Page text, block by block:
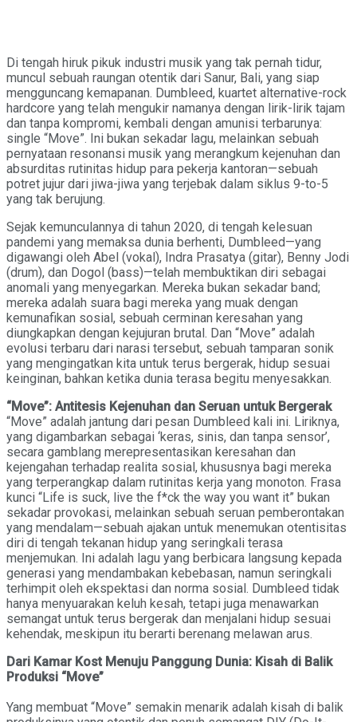
Di tengah hiruk pikuk industri musik yang tak pernah tidur,
muncul sebuah raungan otentik dari Sanur, Bali, yang siap
mengguncang kemapanan. Dumbleed, kuartet alternative-rock
hardcore yang telah mengukir namanya dengan lirik-lirik tajam
dan tanpa kompromi, kembali dengan amunisi terbarunya:
single “Move”. Ini bukan sekadar lagu, melainkan sebuah
pernyataan resonansi musik yang merangkum kejenuhan dan
absurditas rutinitas hidup para pekerja kantoran—sebuah
potret jujur dari jiwa-jiwa yang terjebak dalam siklus 9-to-5
yang tak berujung.
Sejak kemunculannya di tahun 2020, di tengah kelesuan
pandemi yang memaksa dunia berhenti, Dumbleed—yang
digawangi oleh Abel (vokal), Indra Prasatya (gitar), Benny Jodi
(drum), dan Dogol (bass)—telah membuktikan diri sebagai
anomali yang menyegarkan. Mereka bukan sekadar band;
mereka adalah suara bagi mereka yang muak dengan
kemunafikan sosial, sebuah cerminan keresahan yang
diungkapkan dengan kejujuran brutal. Dan “Move” adalah
evolusi terbaru dari narasi tersebut, sebuah tamparan sonik
yang mengingatkan kita untuk terus bergerak, hidup sesuai
keinginan, bahkan ketika dunia terasa begitu menyesakkan.
“Move”: Antitesis Kejenuhan dan Seruan untuk Bergerak
“Move” adalah jantung dari pesan Dumbleed kali ini. Liriknya,
yang digambarkan sebagai ‘keras, sinis, dan tanpa sensor’,
secara gamblang merepresentasikan keresahan dan
kejengahan terhadap realita sosial, khususnya bagi mereka
yang terperangkap dalam rutinitas kerja yang monoton. Frasa
kunci “Life is suck, live the f*ck the way you want it” bukan
sekadar provokasi, melainkan sebuah seruan pemberontakan
yang mendalam—sebuah ajakan untuk menemukan otentisitas
diri di tengah tekanan hidup yang seringkali terasa
menjemukan. Ini adalah lagu yang berbicara langsung kepada
generasi yang mendambakan kebebasan, namun seringkali
terhimpit oleh ekspektasi dan norma sosial. Dumbleed tidak
hanya menyuarakan keluh kesah, tetapi juga menawarkan
semangat untuk terus bergerak dan menjalani hidup sesuai
kehendak, meskipun itu berarti berenang melawan arus.
Dari Kamar Kost Menuju Panggung Dunia: Kisah di Balik
Produksi “Move”
Yang membuat “Move” semakin menarik adalah kisah di balik